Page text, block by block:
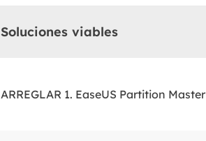
Soluciones viables
ARREGLAR 1. EaseUS Partition Master